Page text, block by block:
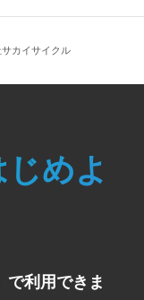
カイサイクル
めよ
で利用できま